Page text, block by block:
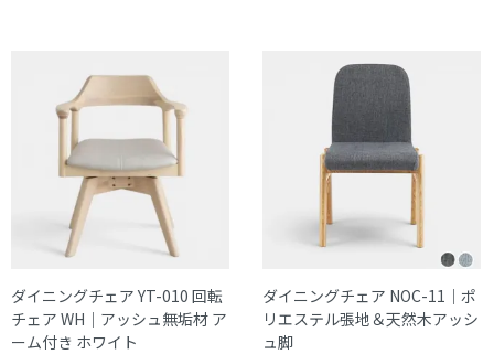
ダイニングチェア YT-010 回転
チェア WH｜アッシュ無垢材 ア
ーム付き ホワイト
ダイニングチェア NOC-11｜ポ
リエステル張地＆天然木アッシ
ュ脚